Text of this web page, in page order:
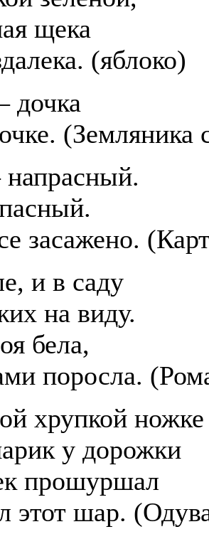
щека
(яблоко)
дочка
(Земляника
засажено.
и в саду
на виду.
бела,
поросла.
хрупкой ножке
у дорожки
прошуршал
этот шар.